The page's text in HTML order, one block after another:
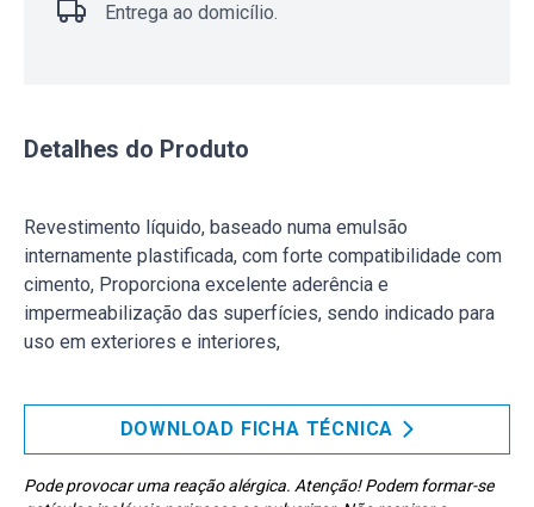
Entrega ao domicílio.
Detalhes do Produto
Revestimento líquido, baseado numa emulsão
internamente plastificada, com forte compatibilidade com
cimento, Proporciona excelente aderência e
impermeabilização das superfícies, sendo indicado para
uso em exteriores e interiores,
DOWNLOAD FICHA TÉCNICA
Pode provocar uma reação alérgica. Atenção! Podem formar-se